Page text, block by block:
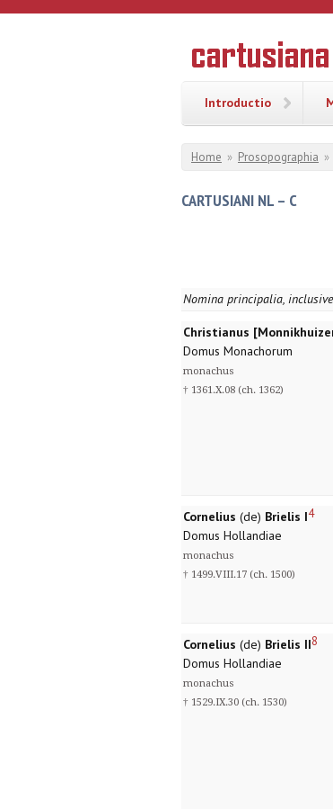
Overslaan en naar de inhoud gaan
Geschiedenis
van de
Introductio
U bent hier
Home » Prosopographia »
CARTUSIANI NL – C
Nomina principalia,
Christianus
Domus Monachorum
monachus
† 1361.X.08 (ch. 1362)
Cornelius (de) Brielis I4
Domus Hollandiae
monachus
† 1499.VIII.17 (ch. 1500)
Cornelius (de) Brielis II8
Domus Hollandiae
monachus
† 1529.IX.30 (ch. 1530)